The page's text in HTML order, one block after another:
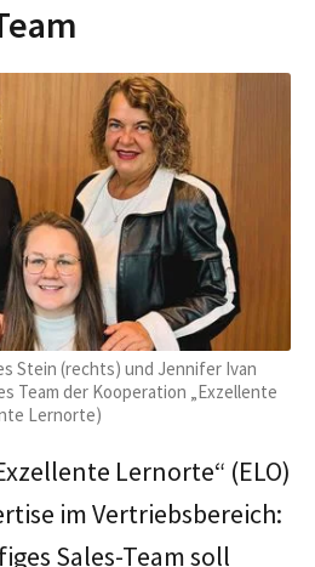
Stein (rechts) und Jennifer Ivan
Team der Kooperation „Exzellente
Lernorte)
Lernorte“ (ELO)
im Vertriebsbereich:
Sales-Team soll